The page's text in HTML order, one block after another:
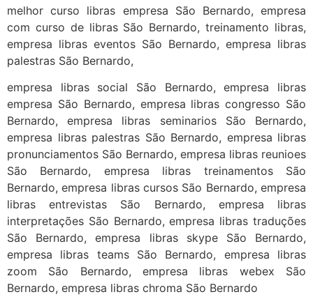
melhor curso libras empresa São Bernardo, empresa
com curso de libras São Bernardo, treinamento libras,
empresa libras eventos São Bernardo, empresa libras
palestras São Bernardo,
empresa libras social São Bernardo, empresa libras
empresa São Bernardo, empresa libras congresso São
Bernardo, empresa libras seminarios São Bernardo,
empresa libras palestras São Bernardo, empresa libras
pronunciamentos São Bernardo, empresa libras reunioes
São Bernardo, empresa libras treinamentos São
Bernardo, empresa libras cursos São Bernardo, empresa
libras entrevistas São Bernardo, empresa libras
interpretações São Bernardo, empresa libras traduções
São Bernardo, empresa libras skype São Bernardo,
empresa libras teams São Bernardo, empresa libras
zoom São Bernardo, empresa libras webex São
Bernardo, empresa libras chroma São Bernardo